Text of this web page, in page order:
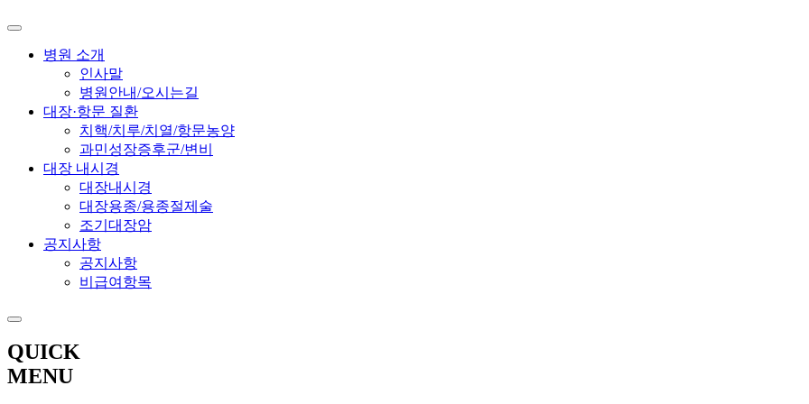
병원 소개
인사말
병원안내/오시는길
대장·항문 질환
치핵/치루/치열/항문농양
과민성장증후군/변비
대장 내시경
대장내시경
대장용종/용종절제술
조기대장암
공지사항
공지사항
비급여항목
QUICK
MENU